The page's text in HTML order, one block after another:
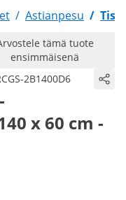
/ Astianpesu /
tämä tuote
ensimmäisenä
2B1400D6
x 60 cm -